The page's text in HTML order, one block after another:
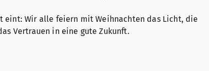
eint: Wir alle feiern mit Weihnachten das Licht, die
Vertrauen in eine gute Zukunft.